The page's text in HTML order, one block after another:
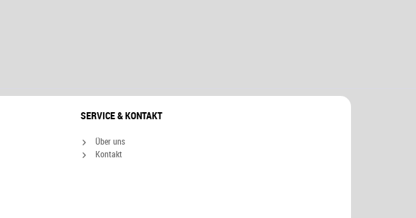
SERVICE & KONTAKT
Über uns
Kontakt